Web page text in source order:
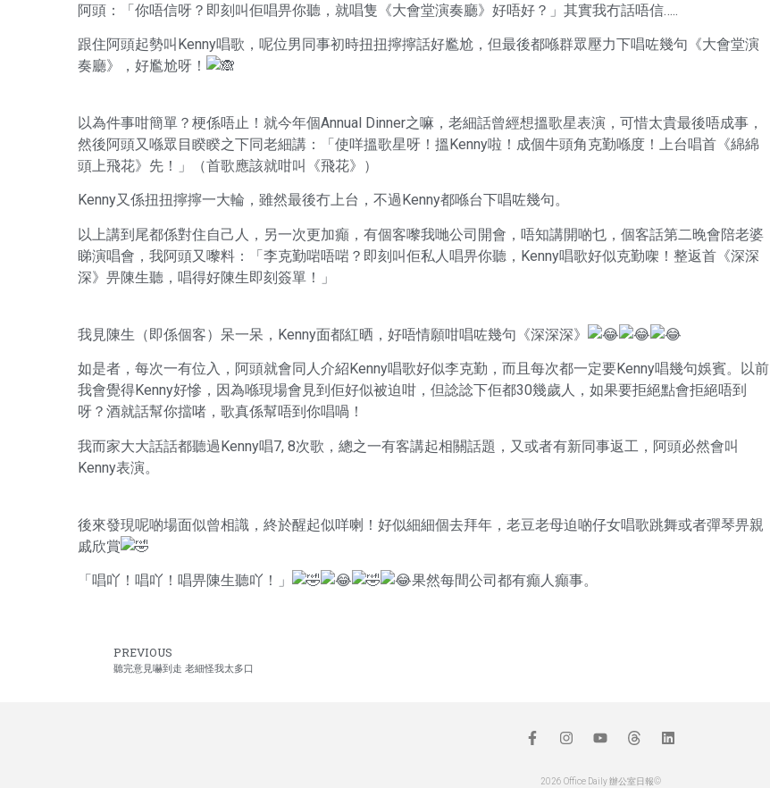
阿頭：「你唔信呀？即刻叫佢唱畀你聽，就唱隻《大會堂演奏廳》好唔好？」其實我冇話唔信…..
跟住阿頭起勢叫Kenny唱歌，呢位男同事初時扭扭擰擰話好尷尬，但最後都喺群眾壓力下唱咗幾句《大會堂演
奏廳》，好尷尬呀！
以為件事咁簡單？梗係唔止！就今年個Annual Dinner之嘛，老細話曾經想搵歌星表演，可惜太貴最後唔成事，
然後阿頭又喺眾目睽睽之下同老細講：「使咩搵歌星呀！搵Kenny啦！成個牛頭角克勤喺度！上台唱首《綿綿
頭上飛花》先！」（首歌應該就咁叫《飛花》）
Kenny又係扭扭擰擰一大輪，雖然最後冇上台，不過Kenny都喺台下唱咗幾句。
以上講到尾都係對住自己人，另一次更加癲，有個客嚟我哋公司開會，唔知講開啲乜，個客話第二晚會陪老婆
睇演唱會，我阿頭又嚟料：「李克勤啱唔啱？即刻叫佢私人唱畀你聽，Kenny唱歌好似克勤㗎！整返首《深深
深》畀陳生聽，唱得好陳生即刻簽單！」
我見陳生（即係個客）呆一呆，Kenny面都紅晒，好唔情願咁唱咗幾句《深深深》
如是者，每次一有位入，阿頭就會同人介紹Kenny唱歌好似李克勤，而且每次都一定要Kenny唱幾句娛賓。以前
我會覺得Kenny好慘，因為喺現場會見到佢好似被迫咁，但諗諗下佢都30幾歲人，如果要拒絕點會拒絕唔到
呀？酒就話幫你擋啫，歌真係幫唔到你唱喎！
我而家大大話話都聽過Kenny唱7, 8次歌，總之一有客講起相關話題，又或者有新同事返工，阿頭必然會叫
Kenny表演。
後來發現呢啲場面似曾相識，終於醒起似咩喇！好似細細個去拜年，老豆老母迫啲仔女唱歌跳舞或者彈琴畀親
戚欣賞
「唱吖！唱吖！唱畀陳生聽吖！」 果然每間公司都有癲人癲事。
PREVIOUS
聽完意見嚇到走 老細怪我太多口
2026 Office Daily 辦公室日報©